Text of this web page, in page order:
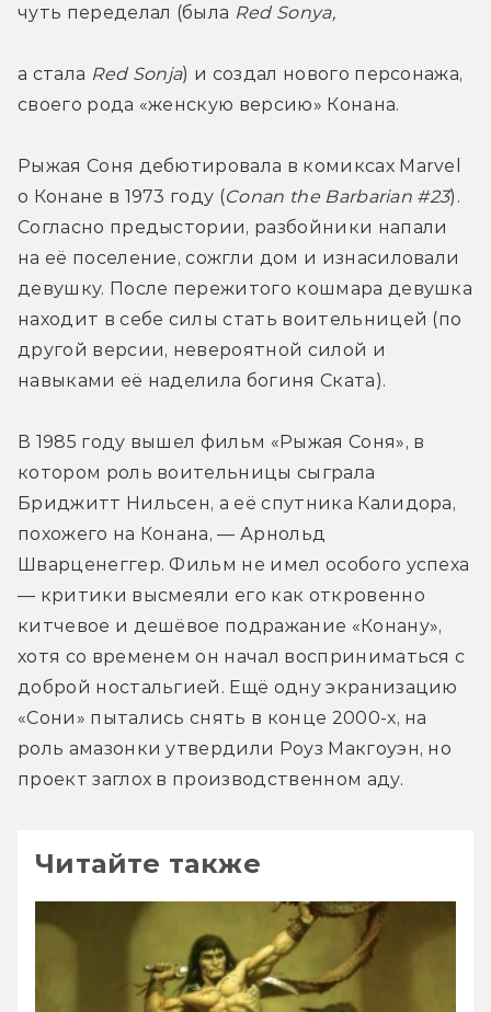
чуть переделал (была Red Sonya,
а стала Red Sonja) и создал нового персонажа,
своего рода «женскую версию» Конана.
Рыжая Соня дебютировала в комиксах Marvel
о Конане в 1973 году (Conan the Barbarian #23).
Согласно предыстории, разбойники напали
на её поселение, сожгли дом и изнасиловали
девушку. После пережитого кошмара девушка
находит в себе силы стать воительницей (по
другой версии, невероятной силой и
навыками её наделила богиня Ската).
В 1985 году вышел фильм «Рыжая Соня», в
котором роль воительницы сыграла
Бриджитт Нильсен, а её спутника Калидора,
похожего на Конана, — Арнольд
Шварценеггер. Фильм не имел особого успеха
— критики высмеяли его как откровенно
китчевое и дешёвое подражание «Конану»,
хотя со временем он начал восприниматься с
доброй ностальгией. Ещё одну экранизацию
«Сони» пытались снять в конце 2000-х, на
роль амазонки утвердили Роуз Макгоуэн, но
проект заглох в производственном аду.
Читайте также